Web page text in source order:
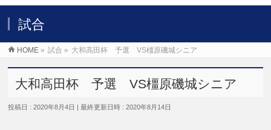
試合
HOME » 試合 » 大和高田杯 予選 VS橿原磯城シニア
大和高田杯 予選 VS橿原磯城シニア
投稿日 : 2020年8月4日 最終更新日時 : 2020年8月14日